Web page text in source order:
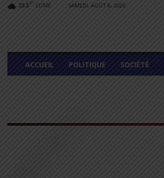
23.5 C LOMÉ SAMEDI, AOÛT 8, 2026
L
M
ACCUEIL POLITIQUE SOCIÉTÉ